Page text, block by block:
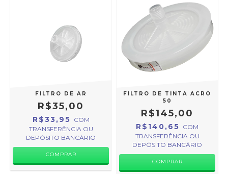
FILTRO DE AR
R$35,00
R$33,95 COM
TRANSFERÊNCIA OU
DEPÓSITO BANCÁRIO
FILTRO DE TINTA ACRO
50
R$145,00
R$140,65 COM
TRANSFERÊNCIA OU
DEPÓSITO BANCÁRIO